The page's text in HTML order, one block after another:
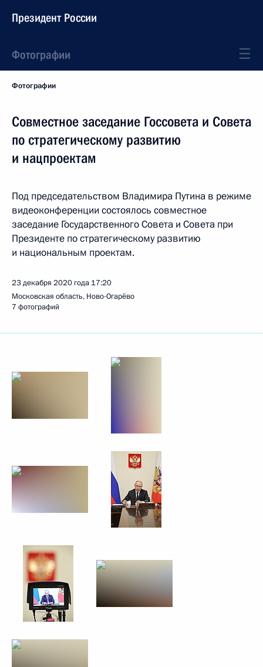
Президент России
Фотографии
Фотографии
Совместное заседание Госсовета и Совета
по стратегическому развитию
и нацпроектам
Под председательством Владимира Путина в режиме
видеоконференции состоялось совместное
заседание Государственного Совета и Совета при
Президенте по стратегическому развитию
и национальным проектам.
23 декабря 2020 года 17:20
Московская область, Ново-Огарёво
7 фотографий